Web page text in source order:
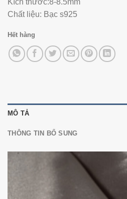
Kích thước:8-8.5mm
Chất liệu: Bạc s925
Hết hàng
MÔ TẢ
THÔNG TIN BỔ SUNG